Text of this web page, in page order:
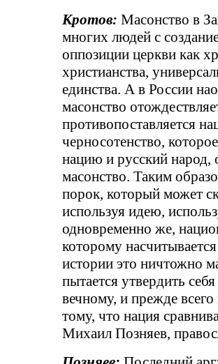
Кротов: Масонство в
многих людей с
оппозиции церкви как
христианства,
единства. А в России
масонство
противопоставляется
черносотенство,
нацию и русский народ,
масонство. Таким
порок, который может
используя идею,
одновременно же,
которому
истории это ничтожно
пытается утвердить
вечному, и прежде
тому, что нация
Михаил Позняев,